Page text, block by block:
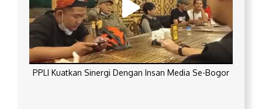
PPLI Kuatkan Sinergi Dengan Insan Media Se-Bogor